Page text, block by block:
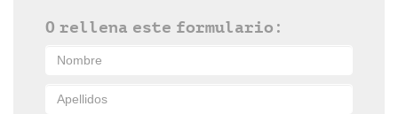
O rellena este formulario: